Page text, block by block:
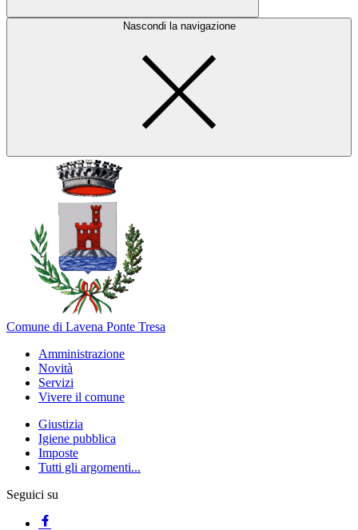
Nascondi la navigazione
Comune di Lavena Ponte Tresa
Amministrazione
Novità
Servizi
Vivere il comune
Giustizia
Igiene pubblica
Imposte
Tutti gli argomenti...
Seguici su